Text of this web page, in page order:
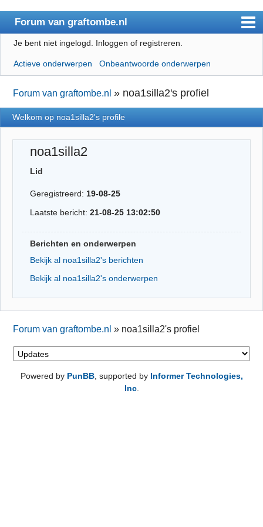
Forum van graftombe.nl
Index
Gebruikerslijst
Regels
Zoeken
Registreren
Inloggen
Je bent niet ingelogd. Inloggen of registreren.
Actieve onderwerpen Onbeantwoorde onderwerpen
Forum van graftombe.nl » noa1silla2's profiel
Welkom op noa1silla2's profile
noa1silla2
Lid
Geregistreerd:19-08-25
Laatste bericht:21-08-25 13:02:50
Berichten en onderwerpen
Bekijk al noa1silla2's berichten
Bekijk al noa1silla2's onderwerpen
Forum van graftombe.nl » noa1silla2's profiel
Powered by PunBB, supported by Informer Technologies,
Inc.